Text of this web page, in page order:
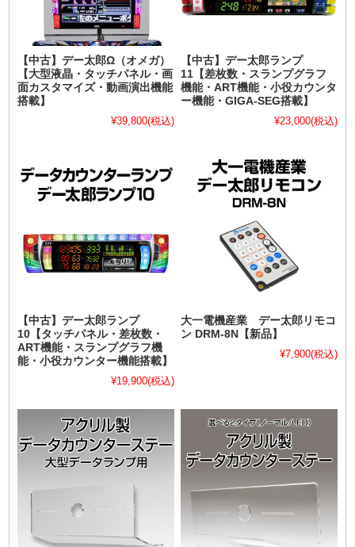
【中古】デー太郎Ω（オメガ）
【大型液晶・タッチパネル・画
面カスタマイズ・動画演出機能
搭載】
¥39,800(税込)
【中古】デー太郎ランプ
11【差枚数・スランプグラフ
機能・ART機能・小役カウンタ
ー機能・GIGA-SEG搭載】
¥23,000(税込)
【中古】デー太郎ランプ
10【タッチパネル・差枚数・
ART機能・スランプグラフ機
能・小役カウンター機能搭載】
¥19,900(税込)
大一電機産業 デー太郎リモコ
ン DRM-8N【新品】
¥7,900(税込)